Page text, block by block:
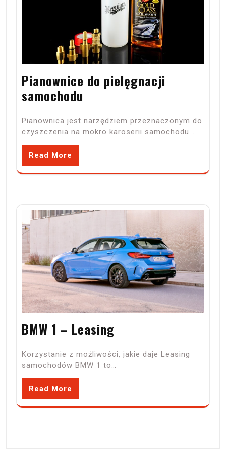
Pianownice do pielęgnacji
samochodu
Pianownica jest narzędziem przeznaczonym do
czyszczenia na mokro karoserii samochodu.…
Read More
BMW 1 – Leasing
Korzystanie z możliwości, jakie daje Leasing
samochodów BMW 1 to…
Read More